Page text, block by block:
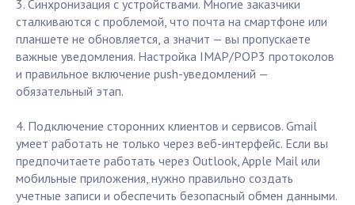
3. Синхронизация с устройствами. Многие заказчики
сталкиваются с проблемой, что почта на смартфоне или
планшете не обновляется, а значит — вы пропускаете
важные уведомления. Настройка IMAP/POP3 протоколов
и правильное включение push-уведомлений —
обязательный этап.
4. Подключение сторонних клиентов и сервисов. Gmail
умеет работать не только через веб-интерфейс. Если вы
предпочитаете работать через Outlook, Apple Mail или
мобильные приложения, нужно правильно создать
учетные записи и обеспечить безопасный обмен данными.